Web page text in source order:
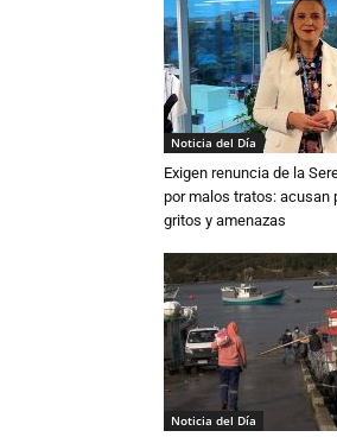
Noticia del Día
Exigen renuncia de la
por malos tratos: acusan
gritos y amenazas
Noticia del Día